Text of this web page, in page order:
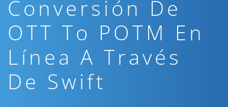
Conversión De
OTT To POTM En
Línea A Través
De Swift